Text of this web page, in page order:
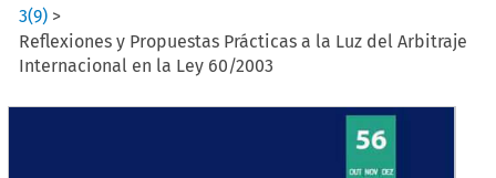
3(9) >
Reflexiones y Propuestas Prácticas a la Luz del Arbitraje
Internacional en la Ley 60/2003